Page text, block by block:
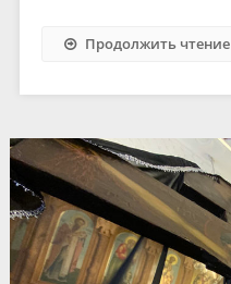
Продолжить чтение